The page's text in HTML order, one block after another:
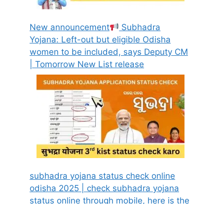
New announcement
Subhadra
Yojana: Left-out but eligible Odisha
women to be included, says Deputy CM
| Tomorrow New List release
subhadra yojana status check online
odisha 2025 | check subhadra yojana
status online through mobile, here is the